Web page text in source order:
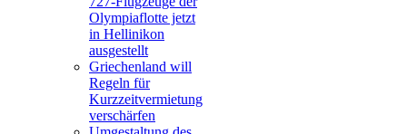
Olympiaflotte jetzt
in Hellinikon
ausgestellt
Griechenland will
Regeln für
Kurzzeitvermietung
verschärfen